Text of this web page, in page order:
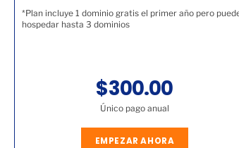
*Plan incluye 1 dominio gratis el primer año pero
hospedar hasta 3 dominios
$300.00
Único pago anual
EMPEZAR AHORA